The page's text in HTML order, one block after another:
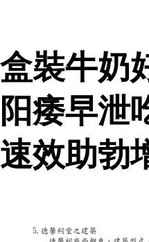
盒裝牛奶
阳痿早泄
速效助勃